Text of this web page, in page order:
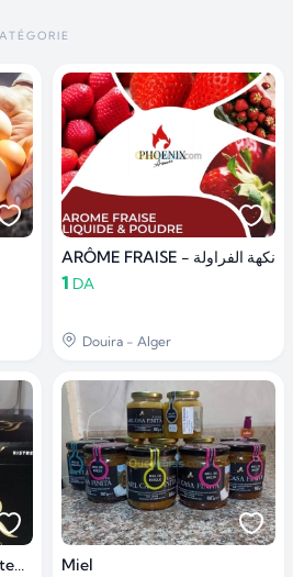
ARÔME FRAISE - نكهة الفراولة
1 DA
Douira - Alger
Capsules de café L'OR intensité 11 Miel